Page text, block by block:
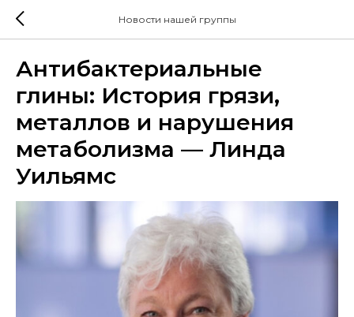
Новости нашей группы
Антибактериальные
глины: История грязи,
металлов и нарушения
метаболизма — Линда
Уильямс